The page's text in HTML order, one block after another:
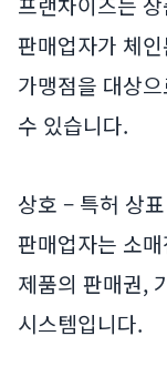
판매업자가 체
가맹점을 대상
수 있습니다.
상호 – 특허 상
판매업자는 소
제품의 판매권,
시스템입니다.